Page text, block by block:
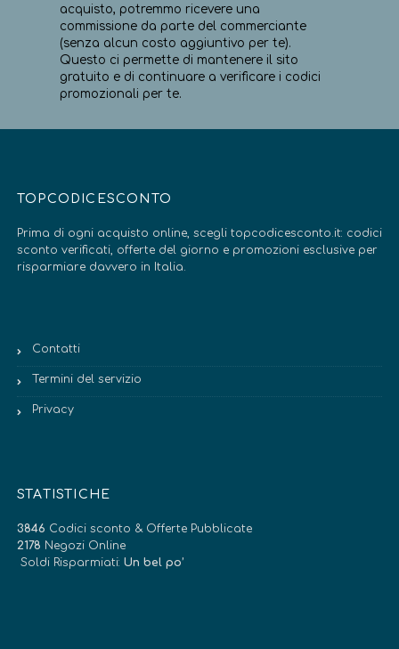
acquisto, potremmo ricevere una
commissione da parte del commerciante
(senza alcun costo aggiuntivo per te).
Questo ci permette di mantenere il sito
gratuito e di continuare a verificare i codici
promozionali per te.
TOPCODICESCONTO
Prima di ogni acquisto online, scegli topcodicesconto.it: codici
sconto verificati, offerte del giorno e promozioni esclusive per
risparmiare davvero in Italia.
Contatti
Termini del servizio
Privacy
STATISTICHE
3846 Codici sconto & Offerte Pubblicate
2178 Negozi Online
Soldi Risparmiati: Un bel po’